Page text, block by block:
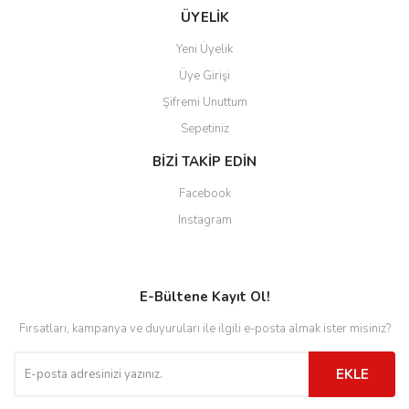
ÜYELİK
Yeni Üyelik
Üye Girişi
Şifremi Unuttum
Sepetiniz
BİZİ TAKİP EDİN
Facebook
Instagram
E-Bültene Kayıt Ol!
Fırsatları, kampanya ve duyuruları ile ilgili e-posta almak ister misiniz?
EKLE